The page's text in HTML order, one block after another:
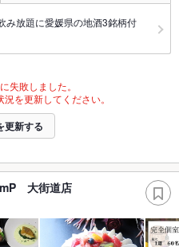
み放題に愛媛県の地酒3銘柄付
失敗しました。
を更新してください。
更新する
大街道店